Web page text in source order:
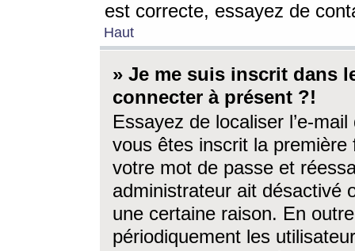
est correcte, essayez de
Haut
» Je me suis inscrit dans
connecter à présent ?!
Essayez de localiser l’e-
vous êtes inscrit la première
votre mot de passe et
administrateur ait désactivé
une certaine raison. En
périodiquement les